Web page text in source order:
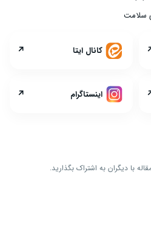
سلامت
کانال ایتا ↗
اینستاگرام ↗
با دیگران به اشتراک بگذارید.